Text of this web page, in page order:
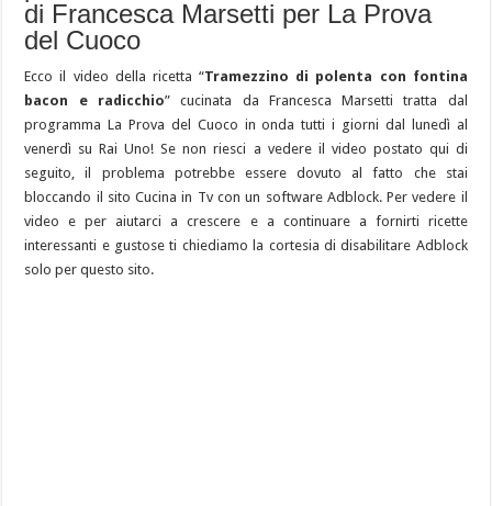
di Francesca Marsetti per La Prova
del Cuoco
Ecco il video della ricetta “Tramezzino di polenta con fontina
bacon e radicchio” cucinata da Francesca Marsetti tratta dal
programma La Prova del Cuoco in onda tutti i giorni dal lunedì al
venerdì su Rai Uno! Se non riesci a vedere il video postato qui di
seguito, il problema potrebbe essere dovuto al fatto che stai
bloccando il sito Cucina in Tv con un software Adblock. Per vedere il
video e per aiutarci a crescere e a continuare a fornirti ricette
interessanti e gustose ti chiediamo la cortesia di disabilitare Adblock
solo per questo sito.